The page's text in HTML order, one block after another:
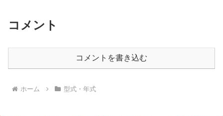
コメント
コメントを書き込む
ホーム 型式・年式